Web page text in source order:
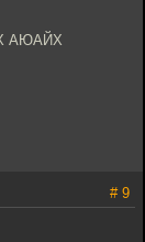
АЮАЙХ
# 9